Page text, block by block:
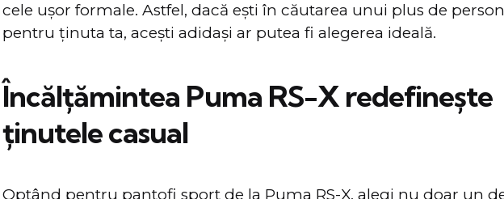
cele uşor formale. Astfel, dacă ești în căutarea unui plus de
pentru ţinuta ta, aceşti adidaşi ar putea fi alegerea ideală.
Încălţămintea Puma RS-X redefinește
ținutele casual
Optând pentru pantofi sport de la Puma RS-X, alegi nu doar un